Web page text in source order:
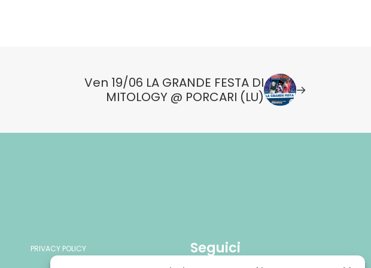
Ven 19/06 LA GRANDE FESTA DI
MITOLOGY @ PORCARI (LU)
PRIVACY POLICY Seguici